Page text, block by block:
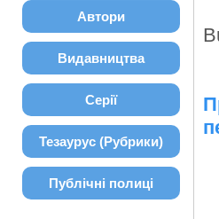
Автори
Видавництва
Серії
Тезаурус (Рубрики)
Публічні полиці